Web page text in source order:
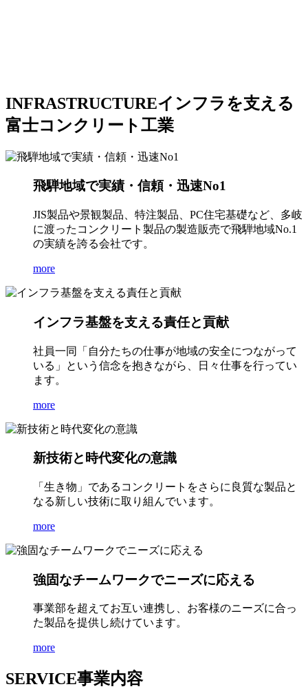
INFRASTRUCTUREインフラを支える
富士コンクリート工業
飛騨地域で実績・信頼・迅速No1
JIS製品や景観製品、特注製品、PC住宅基礎など、多岐
に渡ったコンクリート製品の製造販売で飛騨地域No.1
の実績を誇る会社です。
more
インフラ基盤を支える責任と貢献
社員一同「自分たちの仕事が地域の安全につながって
いる」という信念を抱きながら、日々仕事を行ってい
ます。
more
新技術と時代変化の意識
「生き物」であるコンクリートをさらに良質な製品と
なる新しい技術に取り組んでいます。
more
強固なチームワークでニーズに応える
事業部を超えてお互い連携し、お客様のニーズに合っ
た製品を提供し続けています。
more
SERVICE事業内容